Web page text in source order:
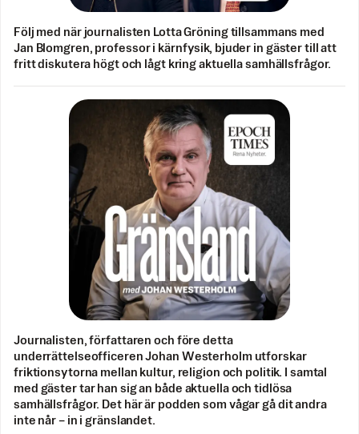
Följ med när journalisten Lotta Gröning tillsammans med
Jan Blomgren, professor i kärnfysik, bjuder in gäster till att
fritt diskutera högt och lågt kring aktuella samhällsfrågor.
Journalisten, författaren och före detta
underrättelseofficeren Johan Westerholm utforskar
friktionsytorna mellan kultur, religion och politik. I samtal
med gäster tar han sig an både aktuella och tidlösa
samhällsfrågor. Det här är podden som vågar gå dit andra
inte når – in i gränslandet.